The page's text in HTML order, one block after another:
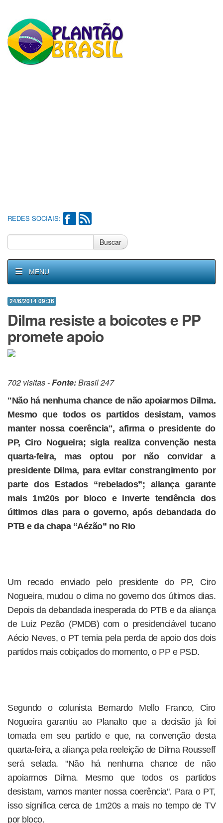
REDES SOCIAIS:
Buscar
MENU
24/6/2014 09:36
Dilma resiste a boicotes e PP
promete apoio
702 visitas -Fonte:Brasil 247
"Não há nenhuma chance de não apoiarmos Dilma.
Mesmo que todos os partidos desistam, vamos
manter nossa coerência", afirma o presidente do
PP, Ciro Nogueira; sigla realiza convenção nesta
quarta-feira, mas optou por não convidar a
presidente Dilma, para evitar constrangimento por
parte dos Estados “rebelados”; aliança garante
mais 1m20s por bloco e inverte tendência dos
últimos dias para o governo, após debandada do
PTB e da chapa “Aézão” no Rio
Um recado enviado pelo presidente do PP, Ciro
Nogueira, mudou o clima no governo dos últimos dias.
Depois da debandada inesperada do PTB e da aliança
de Luiz Pezão (PMDB) com o presidenciável tucano
Aécio Neves, o PT temia pela perda de apoio dos dois
partidos mais cobiçados do momento, o PP e PSD.
Segundo o colunista Bernardo Mello Franco, Ciro
Nogueira garantiu ao Planalto que a decisão já foi
tomada em seu partido e que, na convenção desta
quarta-feira, a aliança pela reeleição de Dilma Rousseff
será selada. "Não há nenhuma chance de não
apoiarmos Dilma. Mesmo que todos os partidos
desistam, vamos manter nossa coerência". Para o PT,
isso significa cerca de 1m20s a mais no tempo de TV
por bloco.